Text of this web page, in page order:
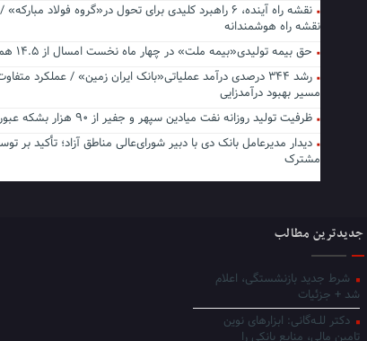
نقشه راه آینده، ۶ راهبرد کلیدی برای تحول در«گروه فولاد
نقشه راه هوشمندانه
حق بیمه تولیدی«بیمه ملت» در چهار ماه نخست امسال از ۱۴.۵ همت گذشت
رشد ۳۴۴ درصدی درآمد عملیاتی«بانک ایران زمین» / عملکرد
مسیر بهبود درآمدزایی
ظرفیت تولید روزانه نفت میادین سپهر و جفیر از ۹۰ هزار بشکه عبور کرد
دیدار مدیرعامل بانک دی با دبیر شورای‌عالی مناطق آزاد؛ تأکید بر
مشترک
جدیدترین مطالب
شرط جدید بازنشستگی، اعلام
شد + جزئیات
دکتر للـه‌گانی: ابزارهای نوین